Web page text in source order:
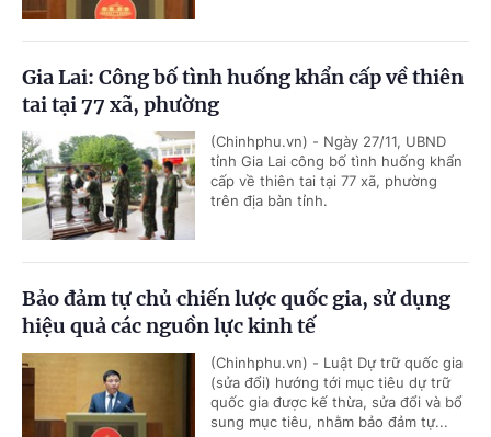
Gia Lai: Công bố tình huống khẩn cấp về thiên
tai tại 77 xã, phường
(Chinhphu.vn) - Ngày 27/11, UBND
tỉnh Gia Lai công bố tình huống khẩn
cấp về thiên tai tại 77 xã, phường
trên địa bàn tỉnh.
Bảo đảm tự chủ chiến lược quốc gia, sử dụng
hiệu quả các nguồn lực kinh tế
(Chinhphu.vn) - Luật Dự trữ quốc gia
(sửa đổi) hướng tới mục tiêu dự trữ
quốc gia được kế thừa, sửa đổi và bổ
sung mục tiêu, nhằm bảo đảm tự...